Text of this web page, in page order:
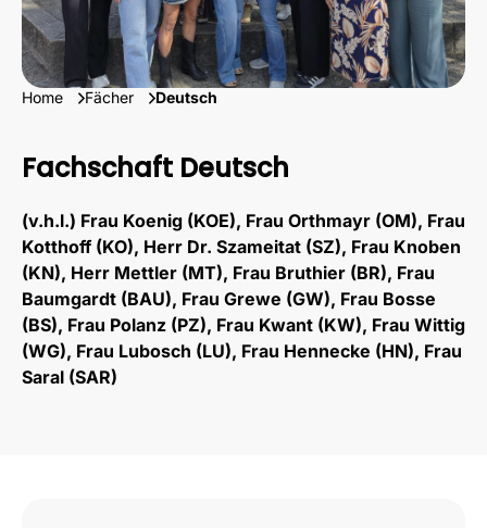
Home Fächer Deutsch
Fachschaft Deutsch
(v.h.l.) Frau Koenig (KOE), Frau Orthmayr (OM), Frau
Kotthoff (KO), Herr Dr. Szameitat (SZ), Frau Knoben
(KN), Herr Mettler (MT), Frau Bruthier (BR), Frau
Baumgardt (BAU), Frau Grewe (GW), Frau Bosse
(BS), Frau Polanz (PZ), Frau Kwant (KW), Frau Wittig
(WG), Frau Lubosch (LU), Frau Hennecke (HN), Frau
Saral (SAR)